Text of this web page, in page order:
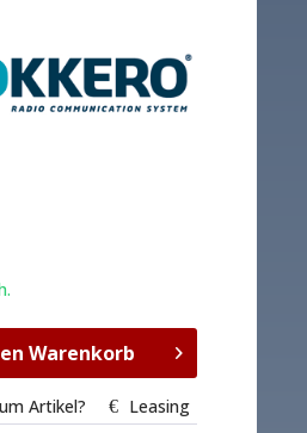
Warenkorb
Artikel? Leasing